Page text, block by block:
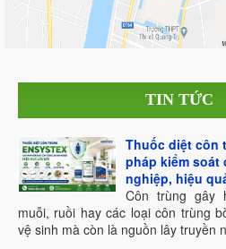
TIN TỨC
Thuốc diệt côn
pháp kiểm soát
nghiệp, hiệu
Côn trùng gây
muỗi, ruồi hay các loại côn trùng
vệ sinh mà còn là nguồn lây truyền